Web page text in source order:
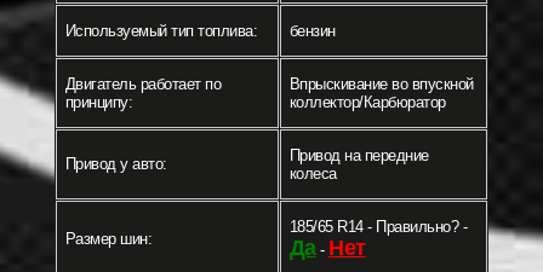
Используемый тип топлива: бензин
Двигатель работает по
принципу:
Впрыскивание во впускной
коллектор/Карбюратор
Привод у авто:
Привод на передние
колеса
Размер шин:
185/65 R14 - Правильно? -
Да- Нет